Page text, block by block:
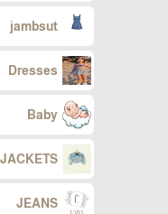
jambsut
Dresses
Baby
JACKETS
JEANS